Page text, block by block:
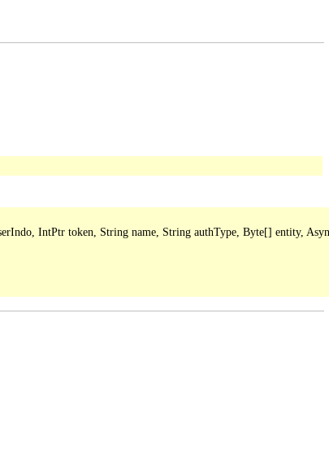
IntPtr token, String name, String authType, Byte[] entity,